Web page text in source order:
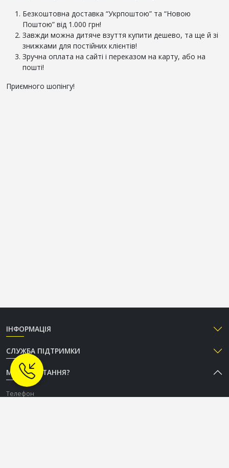
Безкоштовна доставка “Укрпоштою” та “Новою
Поштою” від 1.000 грн!
Завжди можна дитяче взуття купити дешево, та ще й зі
знижками для постійних клієнтів!
Зручна оплата на сайті і переказом на карту, або на
пошті!
Приємного шопінгу!
ІНФОРМАЦІЯ
СЛУЖБА ПІДТРИМКИ
МАЄТЕ ПИТАННЯ?
Телефон